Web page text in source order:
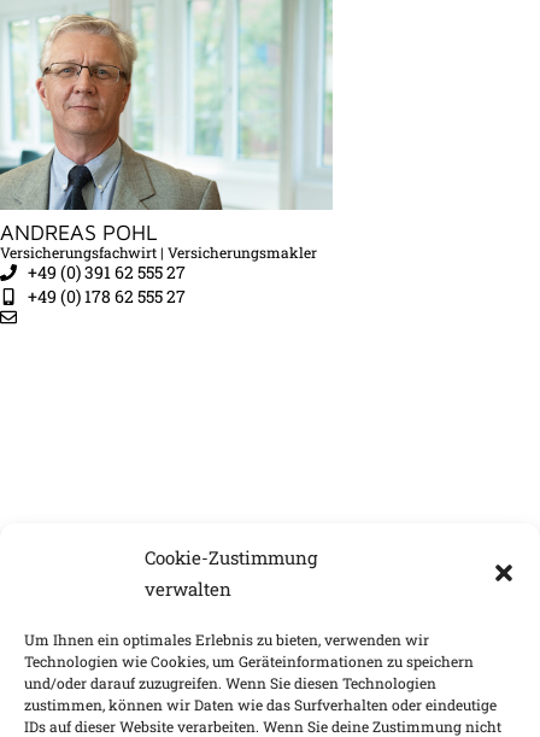
Cookie-Zustimmung
verwalten
Um Ihnen ein optimales Erlebnis zu bieten, verwenden wir
Technologien wie Cookies, um Geräteinformationen zu speichern
und/oder darauf zuzugreifen. Wenn Sie diesen Technologien
zustimmen, können wir Daten wie das Surfverhalten oder eindeutige
IDs auf dieser Website verarbeiten. Wenn Sie deine Zustimmung nicht
ANDREAS POHL
Versicherungsfachwirt | Versicherungsmakler
+49 (0) 391 62 555 27
+49 (0) 178 62 555 27